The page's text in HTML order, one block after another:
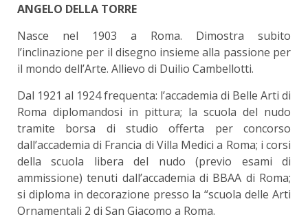
ANGELO DELLA TORRE
Nasce nel 1903 a Roma. Dimostra subito
l’inclinazione per il disegno insieme alla passione per
il mondo dell’Arte. Allievo di Duilio Cambellotti.
Dal 1921 al 1924 frequenta: l’accademia di Belle Arti di
Roma diplomandosi in pittura; la scuola del nudo
tramite borsa di studio offerta per concorso
dall’accademia di Francia di Villa Medici a Roma; i corsi
della scuola libera del nudo (previo esami di
ammissione) tenuti dall’accademia di BBAA di Roma;
si diploma in decorazione presso la “scuola delle Arti
Ornamentali 2 di San Giacomo a Roma.